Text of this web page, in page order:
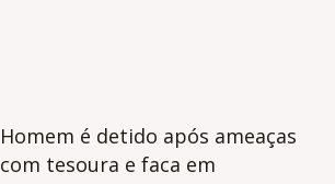
Homem é detido após ameaças
com tesoura e faca em